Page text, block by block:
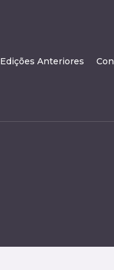
Edições Anteriores